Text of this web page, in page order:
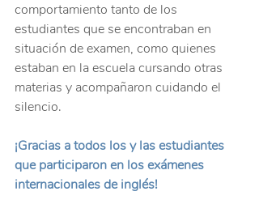
comportamiento tanto de los
estudiantes que se encontraban en
situación de examen, como quienes
estaban en la escuela cursando otras
materias y acompañaron cuidando el
silencio.
¡Gracias a todos los y las estudiantes
que participaron en los exámenes
internacionales de inglés!